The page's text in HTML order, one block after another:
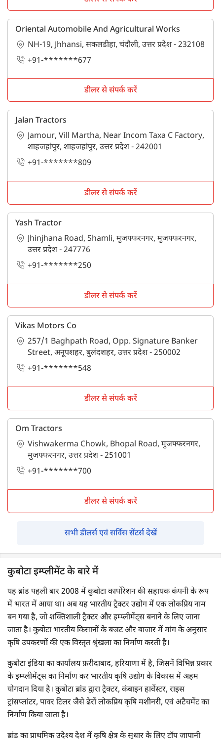
Oriental Automobile And Agricultural Works
NH-19, Jhhansi, सकलडीहा, चंदौली, उत्तर प्रदेश - 232108
+91-*******677
डीलर से संपर्क करें
Jalan Tractors
Jamour, Vill Martha, Near Incom Taxa C Factory,
शाहजहांपुर, शाहजहांपुर, उत्तर प्रदेश - 242001
+91-*******809
डीलर से संपर्क करें
Yash Tractor
Jhinjhana Road, Shamli, मुजफ्फरनगर, मुजफ्फरनगर,
उत्तर प्रदेश - 247776
+91-*******250
डीलर से संपर्क करें
Vikas Motors Co
257/1 Baghpath Road, Opp. Signature Banker
Street, अनूपशहर, बुलंदशहर, उत्तर प्रदेश - 250002
+91-*******548
डीलर से संपर्क करें
Om Tractors
Vishwakerma Chowk, Bhopal Road, मुजफ्फरनगर,
मुजफ्फरनगर, उत्तर प्रदेश - 251001
+91-*******700
डीलर से संपर्क करें
सभी डीलर्स एवं सर्विस सेंटर्स देखें
कुबोटा इम्प्लीमेंट के बारे में
यह ब्रांड पहली बार 2008 में कुबोटा कार्पोरेशन की सहायक कंपनी के रूप
में भारत में आया था। अब यह भारतीय ट्रैक्टर उद्योग में एक लोकप्रिय नाम
बन गया है, जो शक्तिशाली ट्रैक्टर और इम्प्लीमेंट्स बनाने के लिए जाना
जाता है। कुबोटा भारतीय किसानों के बजट और बाजार में मांग के अनुसार
कृषि उपकरणों की एक विस्तृत श्रृंखला का निर्माण करती है।
कुबोटा इंडिया का कार्यालय फ़रीदाबाद, हरियाणा में है, जिसनें विभिन्न प्रकार
के इम्प्लीमेंट्स का निर्माण कर भारतीय कृषि उद्योग के विकास में अहम
योगदान दिया है। कुबोटा ब्रांड द्वारा ट्रैक्टर, कंबाइन हार्वेस्टर, राइस
ट्रांसप्लांटर, पावर टिलर जैसे ढेरों लोकप्रिय कृषि मशीनरी, एवं अटैचमेंट का
निर्माण किया जाता है।
ब्रांड का प्राथमिक उदेश्य देश में कृषि क्षेत्र के सुधार के लिए टॉप जापानी